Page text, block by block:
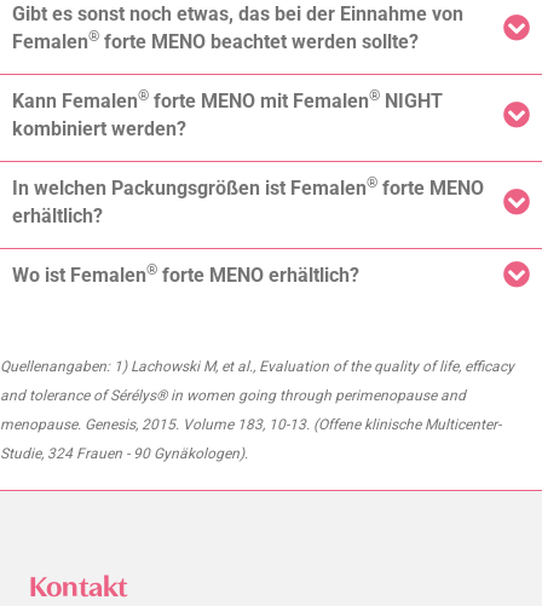
Gibt es sonst noch etwas, das bei der Einnahme von
Femalen® forte MENO beachtet werden sollte?
Kann Femalen® forte MENO mit Femalen® NIGHT
kombiniert werden?
In welchen Packungsgrößen ist Femalen® forte MENO
erhältlich?
Wo ist Femalen® forte MENO erhältlich?
Quellenangaben: 1) Lachowski M, et al., Evaluation of the quality of life, efficacy
and tolerance of Sérélys® in women going through perimenopause and
menopause. Genesis, 2015. Volume 183, 10-13. (Offene klinische Multicenter-
Studie, 324 Frauen - 90 Gynäkologen).
Kontakt